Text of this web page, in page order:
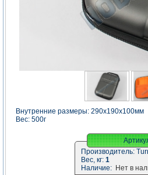
Внутренние размеры: 290x190x100мм
Вес: 500г
Производитель:
Вес, кг: 1
Наличие: Нет в